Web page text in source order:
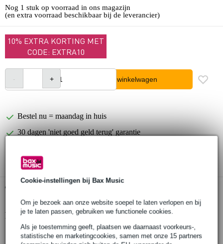
Cookie-instellingen bij Bax Music
Om je bezoek aan onze website soepel te laten verlopen en bij
je te laten passen, gebruiken we functionele cookies.
Als je toestemming geeft, plaatsen we daarnaast voorkeurs-,
statistische en marketingcookies, samen met onze 15 partners
Nog 1 stuk op voorraad in ons magazijn
(en extra voorraad beschikbaar bij de leverancier)
10% EXTRA KORTING MET
CODE: EXTRA10
In winkelwagen
Bestel nu = maandag in huis
30 dagen 'niet goed geld terug' garantie
Productinformatie
type effect: distortion